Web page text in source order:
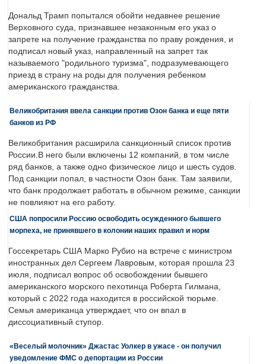
Дональд Трамп попытался обойти недавнее решение
Верховного суда, признавшее незаконным его указ о
запрете на получение гражданства по праву рождения, и
подписал новый указ, направленный на запрет так
называемого "родильного туризма", подразумевающего
приезд в страну на роды для получения ребенком
американского гражданства.
Великобритания ввела санкции против Озон банка и еще пяти
банков из РФ
Великобритания расширила санкционный список против
России.В него были включены 12 компаний, в том числе
ряд банков, а также одно физическое лицо и шесть судов.
Под санкции попал, в частности Озон банк. Там заявили,
что банк продолжает работать в обычном режиме, санкции
не повлияют на его работу.
США попросили Россию освободить осужденного бывшего
морпеха, не принявшего в колонии наших правил и норм
Госсекретарь США Марко Рубио на встрече с министром
иностранных дел Сергеем Лавровым, которая прошла 23
июля, подписал вопрос об освобождении бывшего
американского морского пехотинца Роберта Гилмана,
который с 2022 года находится в российской тюрьме.
Семья американца утверждает, что он впал в
диссоциативный ступор.
«Веселый молочник» Джастас Уолкер в ужасе - он получил
уведомление ФМС о депортации из России